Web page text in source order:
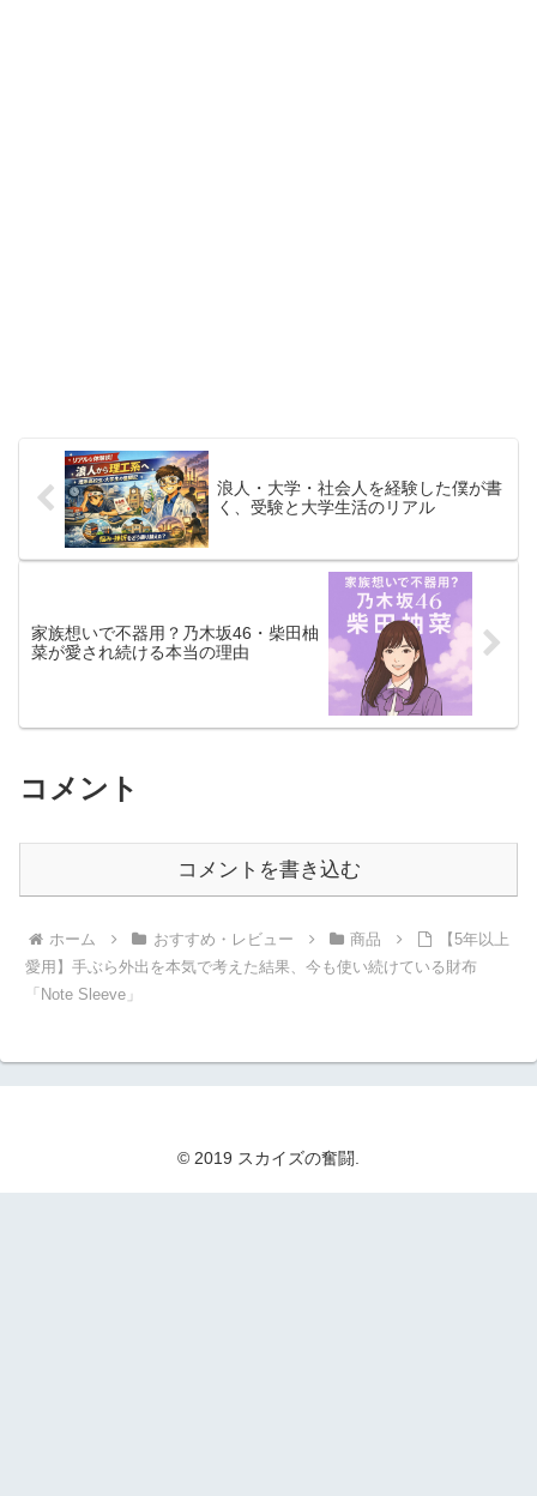
浪人・大学・社会人を経験した僕が書
く、受験と大学生活のリアル
家族想いで不器用？乃木坂46・柴田柚
菜が愛され続ける本当の理由
コメント
コメントを書き込む
ホーム おすすめ・レビュー 商品
【5年以上
愛用】手ぶら外出を本気で考えた結果、今も使い続けている財布
「Note Sleeve」
© 2019 スカイズの奮闘.